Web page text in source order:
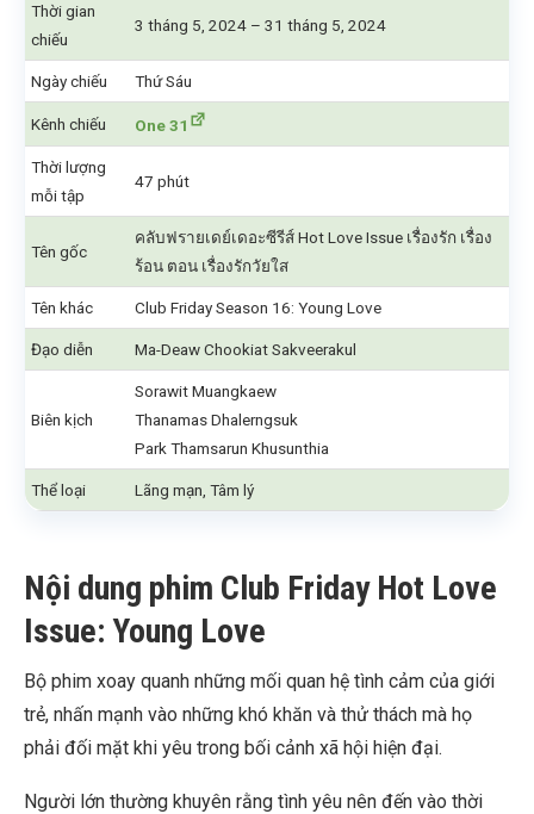
Thời gian
chiếu
3 tháng 5, 2024 – 31 tháng 5, 2024
Ngày chiếu Thứ Sáu
Kênh chiếu One 31
Thời lượng
mỗi tập
47 phút
Tên gốc
คลับฟรายเดย์เดอะซีรีส์ Hot Love Issue เรื่องรัก เรื่อง
ร้อน ตอน เรื่องรักวัยใส
Tên khác Club Friday Season 16: Young Love
Đạo diễn Ma-Deaw Chookiat Sakveerakul
Biên kịch
Sorawit Muangkaew
Thanamas Dhalerngsuk
Park Thamsarun Khusunthia
Thể loại Lãng mạn, Tâm lý
Nội dung phim Club Friday Hot Love
Issue: Young Love
Bộ phim xoay quanh những mối quan hệ tình cảm của giới
trẻ, nhấn mạnh vào những khó khăn và thử thách mà họ
phải đối mặt khi yêu trong bối cảnh xã hội hiện đại.
Người lớn thường khuyên rằng tình yêu nên đến vào thời